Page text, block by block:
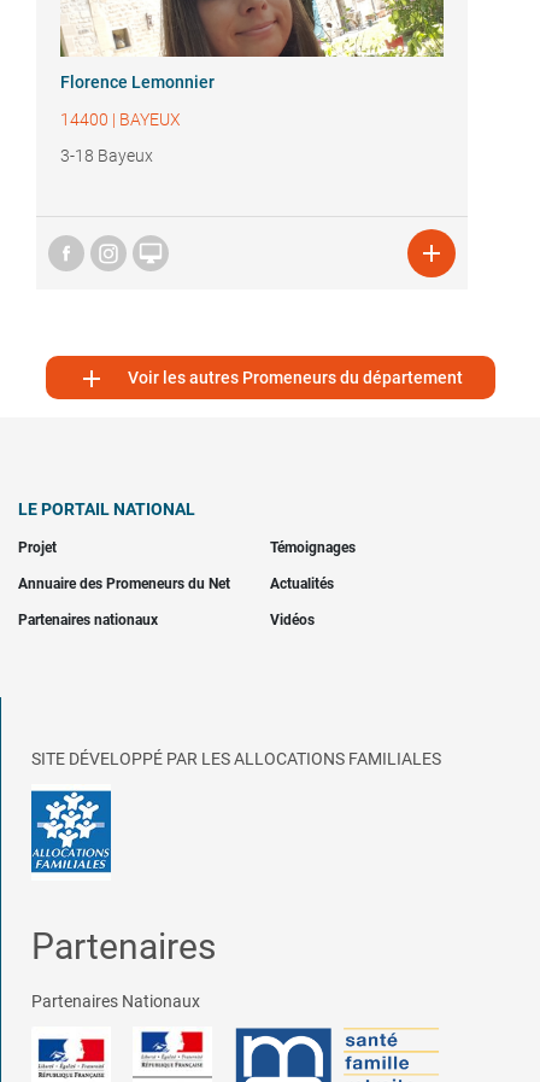
Florence Lemonnier
14400 | BAYEUX
3-18 Bayeux
 
 Voir les autres Promeneurs du département
LE PORTAIL NATIONAL
Projet Témoignages
Annuaire des Promeneurs du Net Actualités
Partenaires nationaux Vidéos
SITE DÉVELOPPÉ PAR LES ALLOCATIONS FAMILIALES
Partenaires
Partenaires Nationaux